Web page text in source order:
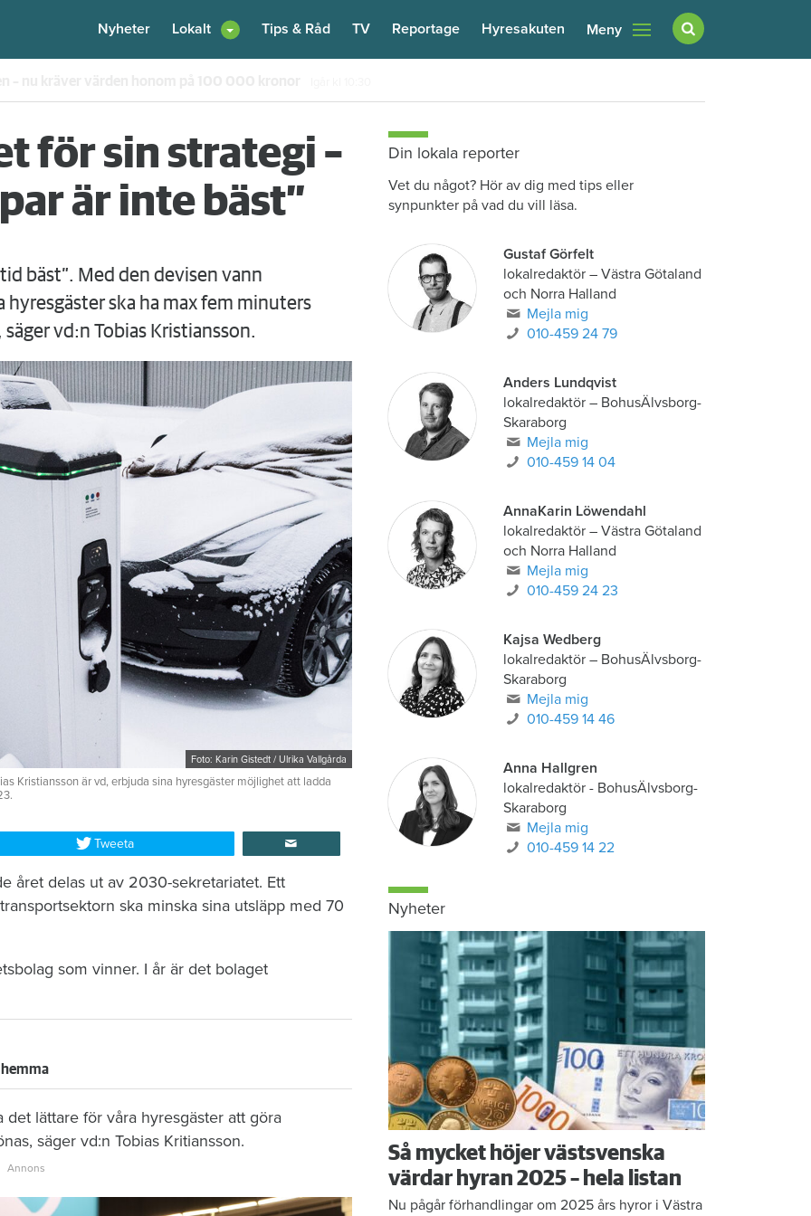
Nyheter Lokalt Tips & Råd TV Reportage Hyresakuten Meny
för sin strategi –
är inte bäst”
bäst”. Med den devisen vann
ska ha max fem minuters
vd:n Tobias Kristiansson.
Foto: Karin Gistedt / Ulrika Vallgårda
Kristiansson är vd, erbjuda sina hyresgäster möjlighet att ladda
Tweeta
året delas ut av 2030-sekretariatet. Ett
ska minska sina utsläpp med 70
som vinner. I år är det bolaget
lättare för våra hyresgäster att göra
säger vd:n Tobias Kritiansson.
Din lokala reporter
Vet du något? Hör av dig med tips eller
synpunkter på vad du vill läsa.
Gustaf Görfelt
lokalredaktör– Västra Götaland
och Norra Halland
Mejla mig
010-459 24 79
Anders Lundqvist
lokalredaktör– BohusÄlvsborg-
Skaraborg
Mejla mig
010-459 14 04
AnnaKarin Löwendahl
lokalredaktör– Västra Götaland
och Norra Halland
Mejla mig
010-459 24 23
Kajsa Wedberg
lokalredaktör– BohusÄlvsborg-
Skaraborg
Mejla mig
010-459 14 46
Anna Hallgren
lokalredaktör - BohusÄlvsborg-
Skaraborg
Mejla mig
010-459 14 22
Nyheter
Så mycket höjer västsvenska
värdar hyran 2025 – hela listan
Nu pågår förhandlingar om 2025 års hyror i Västra